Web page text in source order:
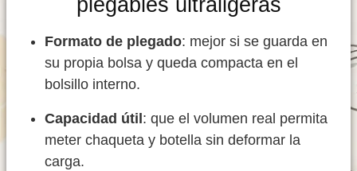
Formato de plegado: mejor si se guarda en
su propia bolsa y queda compacta en el
bolsillo interno.
Capacidad útil : que el volumen real permita
meter chaqueta y botella sin deformar la
carga.